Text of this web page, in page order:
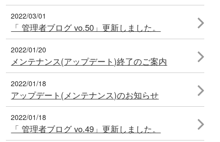
2022/03/01
「 管理者ブログ vo.50」更新しました。
2022/01/20
メンテナンス(アップデート)終了のご案内
2022/01/18
アップデート(メンテナンス)のお知らせ
2022/01/18
「 管理者ブログ vo.49」更新しました。